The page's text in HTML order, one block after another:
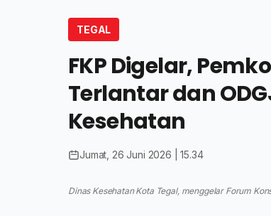
TEGAL
FKP Digelar,
Terlantar dan
Kesehatan
Jumat, 26 Juni 2026 | 15.34
Dinas Kesehatan Kota Tegal, menggelar Forum